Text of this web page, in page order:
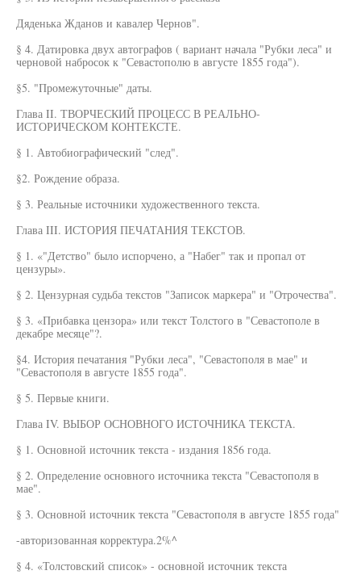
Дяденька Жданов и кавалер Чернов".
§ 4. Датировка двух автографов ( вариант начала "Рубки леса" и
черновой набросок к "Севастополю в августе 1855 года").
§5. "Промежуточные" даты.
Глава II. ТВОРЧЕСКИЙ ПРОЦЕСС В РЕАЛЬНО-
ИСТОРИЧЕСКОМ КОНТЕКСТЕ.
§ 1. Автобиографический "след".
§2. Рождение образа.
§ 3. Реальные источники художественного текста.
Глава III. ИСТОРИЯ ПЕЧАТАНИЯ ТЕКСТОВ.
§ 1. «"Детство" было испорчено, а "Набег" так и пропал от
цензуры».
§ 2. Цензурная судьба текстов "Записок маркера" и "Отрочества".
§ 3. «Прибавка цензора» или текст Толстого в "Севастополе в
декабре месяце"?.
§4. История печатания "Рубки леса", "Севастополя в мае" и
"Севастополя в августе 1855 года".
§ 5. Первые книги.
Глава IV. ВЫБОР ОСНОВНОГО ИСТОЧНИКА ТЕКСТА.
§ 1. Основной источник текста - издания 1856 года.
§ 2. Определение основного источника текста "Севастополя в
мае".
§ 3. Основной источник текста "Севастополя в августе 1855 года"
-авторизованная корректура.2%^
§ 4. «Толстовский список» - основной источник текста